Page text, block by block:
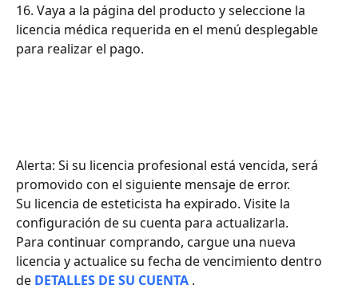
16. Vaya a la página del producto y seleccione la
licencia médica requerida en el menú desplegable
para realizar el pago.
Alerta: Si su licencia profesional está vencida, será
promovido con el siguiente mensaje de error.
Su licencia de esteticista ha expirado. Visite la
configuración de su cuenta para actualizarla.
Para continuar comprando, cargue una nueva
licencia y actualice su fecha de vencimiento dentro
de DETALLES DE SU CUENTA .